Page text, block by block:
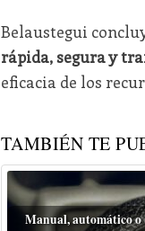
Belaustegui
rápida, segura y
eficacia de los
TAMBIÉN TE
Manual, automático o